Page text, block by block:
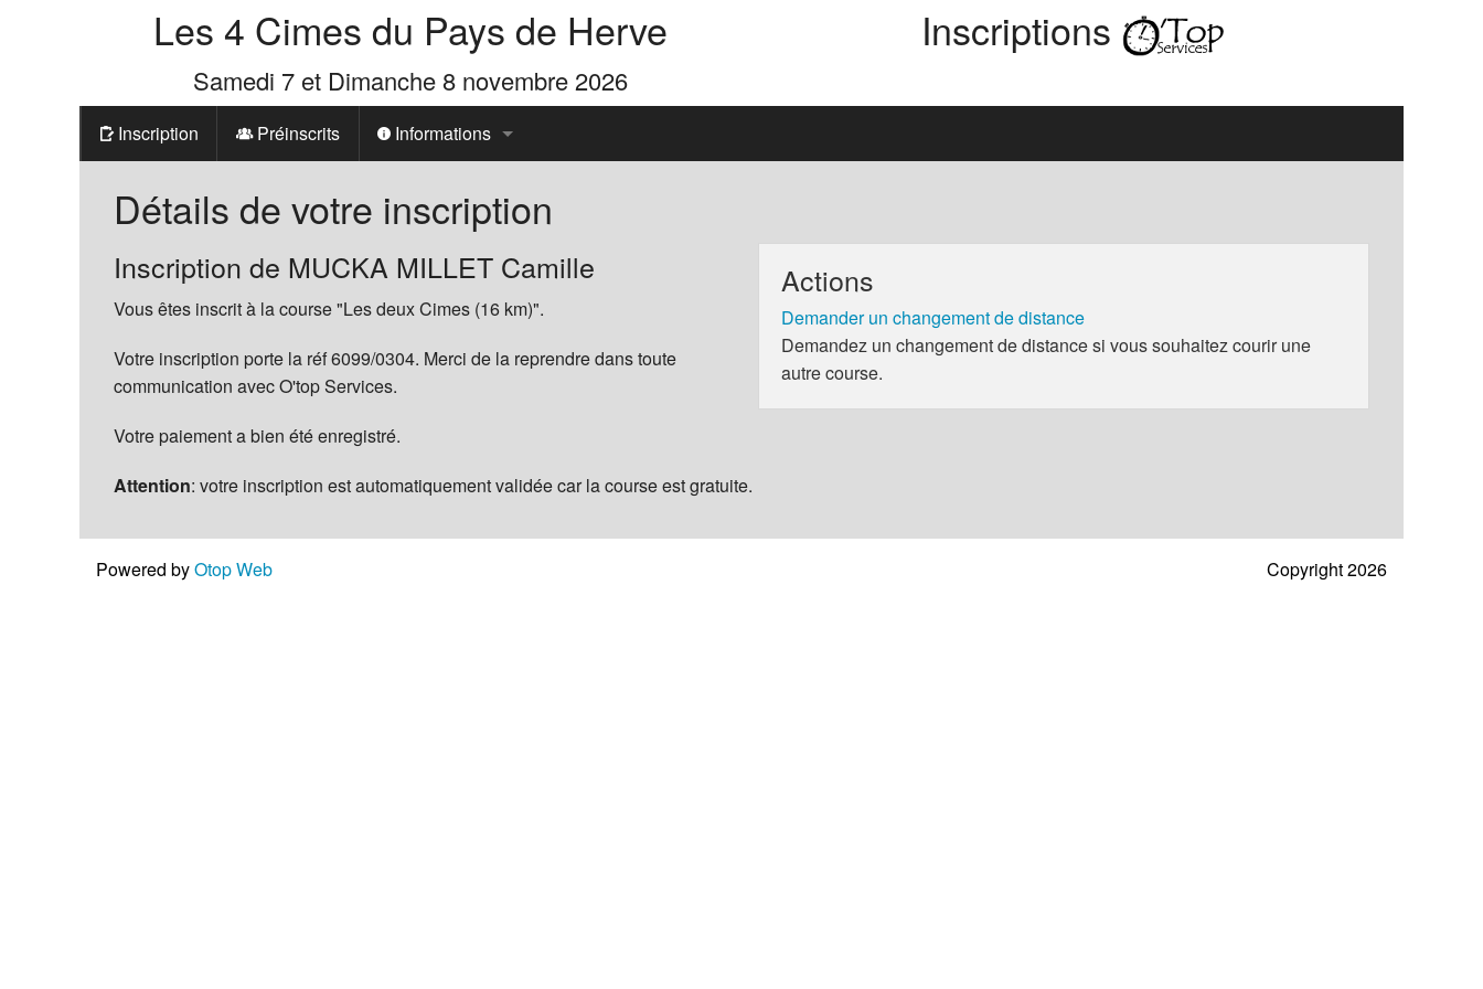
Les 4 Cimes du Pays de Herve
Samedi 7 et Dimanche 8 novembre 2026
Inscriptions
Inscription Préinscrits Informations
La Boutique des 4 Cimes
Détails de votre inscription
Inscription de MUCKA MILLET Camille
Vous êtes inscrit à la course "Les deux Cimes (16 km)".
Votre inscription porte la réf 6099/0304. Merci de la reprendre dans toute
communication avec O'top Services.
Votre paiement a bien été enregistré.
Actions
Demander un changement de distance
Demandez un changement de distance si vous souhaitez courir une
autre course.
Attention: votre inscription est automatiquement validée car la course est gratuite.
Powered byOtop Web Copyright 2026